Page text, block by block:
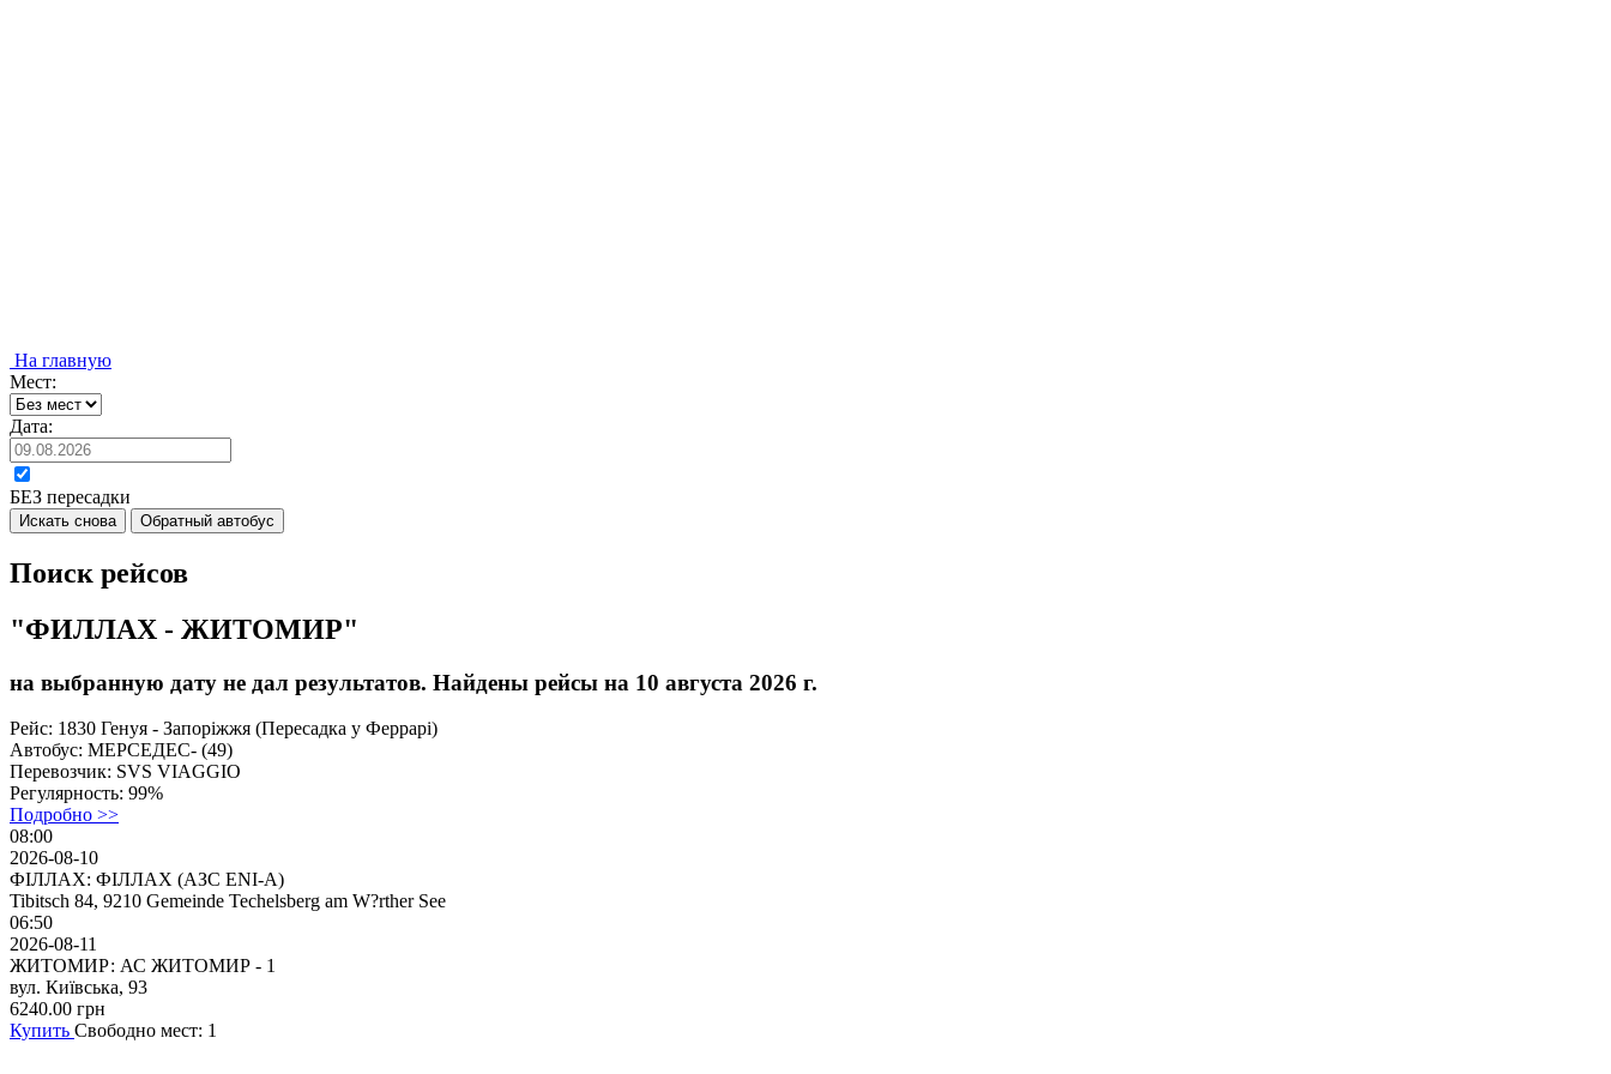
На главную
Мест:
Дата:
БЕЗ пересадки
Искать снова Обратный автобус
Поиск рейсов
"ФИЛЛАХ - ЖИТОМИР"
на выбранную дату не дал результатов. Найдены рейсы на 10 августа 2026 г.
Рейс: 1830 Генуя - Запоріжжя (Пересадка у Феррарі)
Автобус: МЕРСЕДЕС- (49)
Перевозчик: SVS VIAGGIO
Регулярность: 99%
Подробно >>
08:00
2026-08-10
ФІЛЛАХ: ФІЛЛАХ (АЗС ENI-A)
Tibitsch 84, 9210 Gemeinde Techelsberg am W?rther See
06:50
2026-08-11
ЖИТОМИР: АС ЖИТОМИР - 1
вул. Київська, 93
6240.00 грн
Купить Свободно мест: 1